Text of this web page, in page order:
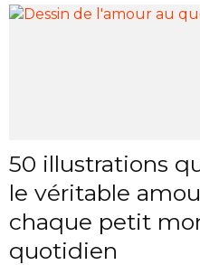
50 illustrations
le véritable
chaque petit
quotidien